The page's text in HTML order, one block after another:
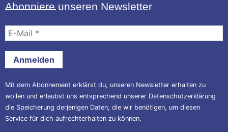
Abonniere unseren Newsletter
Mail
Mit dem Abonnement erklärst du, unseren Newsletter erhalten zu
wollen und erlaubst uns entsprechend unserer Datenschutzerklärung
die Speicherung derjenigen Daten, die wir benötigen, um diesen
Service für dich aufrechterhalten zu können.